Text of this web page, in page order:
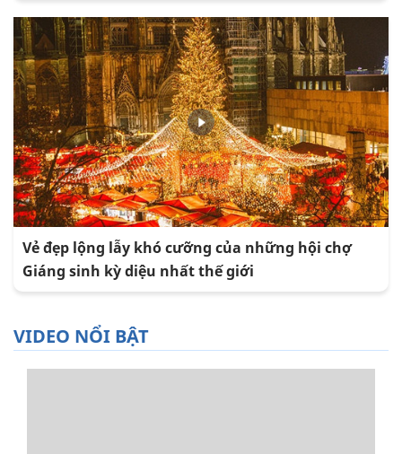
Vẻ đẹp lộng lẫy khó cưỡng của những hội chợ
Giáng sinh kỳ diệu nhất thế giới
VIDEO NỔI BẬT